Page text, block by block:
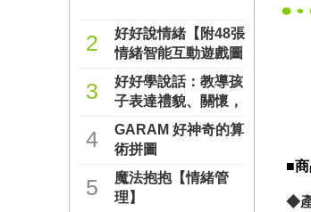
2
好好說情緒【附48張
情緒智能互動遊戲圖
卡】
NT$277
3
好好學說話：教導孩
子表達禮貌、關懷，
避免衝突的溝通方法
（附18張好人緣互動
遊戲圖卡）
NT$237
4
GARAM 好神奇的算
術拼圖
NT$221
5
魔法抱抱【情緒管
理】
■
◆